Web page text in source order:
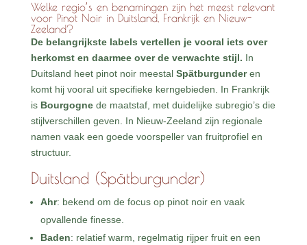
Welke regio’s en benamingen zijn het meest relevant
voor Pinot Noir in Duitsland, Frankrijk en Nieuw-
Zeeland?
De belangrijkste labels vertellen je vooral iets over
herkomst en daarmee over de verwachte stijl. In
Duitsland heet pinot noir meestal Spätburgunderen
komt hij vooral uit specifieke kerngebieden. In Frankrijk
is Bourgognede maatstaf, met duidelijke subregio’s die
stijlverschillen geven. In Nieuw-Zeeland zijn regionale
namen vaak een goede voorspeller van fruitprofiel en
structuur.
Duitsland (Spätburgunder)
Ahr: bekend om de focus op pinot noir en vaak
opvallende finesse.
Baden: relatief warm, regelmatig rijper fruit en een